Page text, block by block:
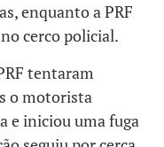
enquanto a PRF
cerco policial.
tentaram
o motorista
e iniciou uma fuga